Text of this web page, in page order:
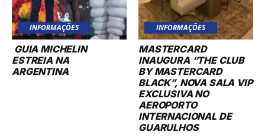
INFORMAÇÕES
GUIA MICHELIN
ESTREIA NA
ARGENTINA
INFORMAÇÕES
MASTERCARD
INAUGURA “THE CLUB
BY MASTERCARD
BLACK”, NOVA SALA VIP
EXCLUSIVA NO
AEROPORTO
INTERNACIONAL DE
GUARULHOS